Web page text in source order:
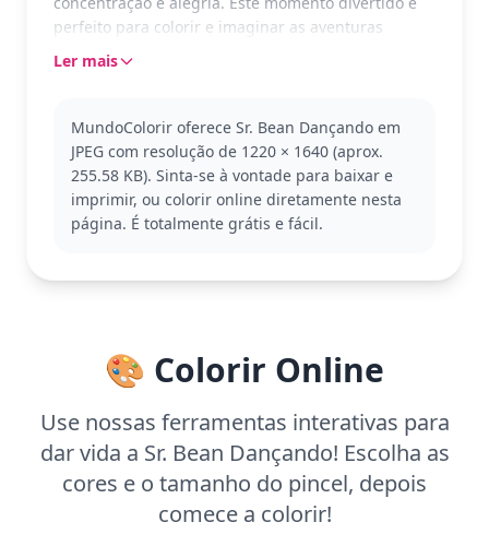
perfeito para colorir e imaginar as aventuras
cômicas do personagem icônico.
categoria Mr. Bean, onde ele está sempre pronto
para arrancar risadas. Se você gostou, pode
também gostar de outras páginas com suas poses
engraçadas e expressões únicas.
deste desenho.
Ler mais
MundoColorir oferece Sr. Bean Dançando em
JPEG com resolução de 1220 × 1640 (aprox.
255.58 KB). Sinta-se à vontade para baixar e
imprimir, ou colorir online diretamente nesta
página. É totalmente grátis e fácil.
🎨 Colorir Online
Use nossas ferramentas interativas para
dar vida a Sr. Bean Dançando! Escolha as
cores e o tamanho do pincel, depois
comece a colorir!